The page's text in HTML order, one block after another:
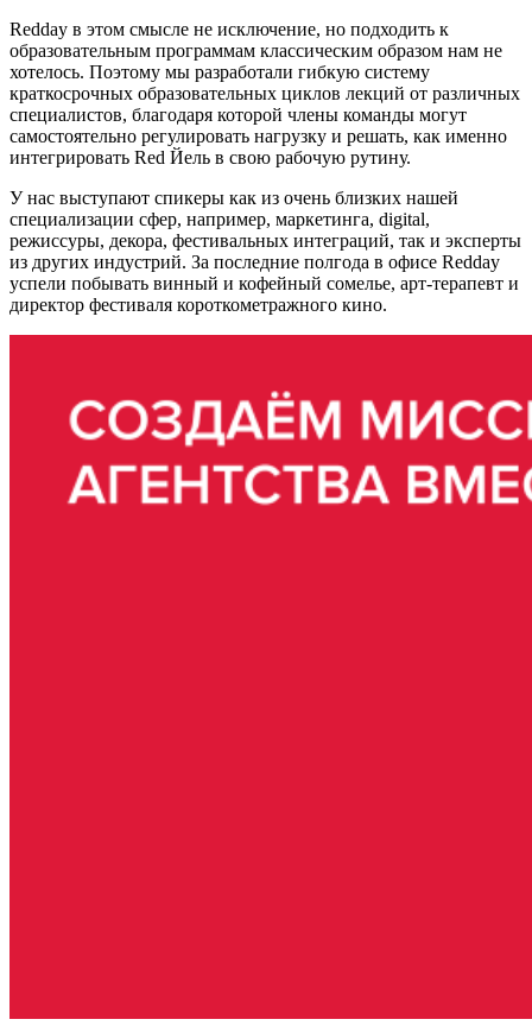
Redday в этом смысле не исключение, но подходить к
образовательным программам классическим образом нам не
хотелось. Поэтому мы разработали гибкую систему
краткосрочных образовательных циклов лекций от различных
специалистов, благодаря которой члены команды могут
самостоятельно регулировать нагрузку и решать, как именно
интегрировать Red Йель в свою рабочую рутину.
У нас выступают спикеры как из очень близких нашей
специализации сфер, например, маркетинга, digital,
режиссуры, декора, фестивальных интеграций, так и эксперты
из других индустрий. За последние полгода в офисе Redday
успели побывать винный и кофейный сомелье, арт-терапевт и
директор фестиваля короткометражного кино.